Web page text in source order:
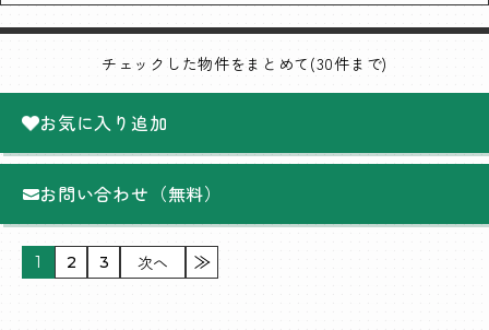
チェックした物件をまとめて(30件まで)
お気に入り追加
お問い合わせ（無料）
1 2 3 次へ